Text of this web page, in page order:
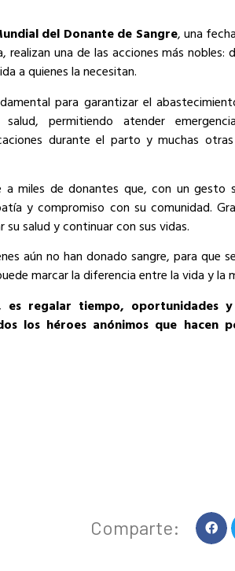
del Donante de Sangre, una
una de las acciones más nobles:
a quienes la necesitan.
para garantizar el
permitiendo atender
durante el parto y muchas otras
a miles de donantes que, con un gesto
y compromiso con su comunidad.
salud y continuar con sus vidas.
aún no han donado sangre, para que
marcar la diferencia entre la vida y la
es regalar tiempo, oportunidades
los héroes anónimos que hacen
Comparte: